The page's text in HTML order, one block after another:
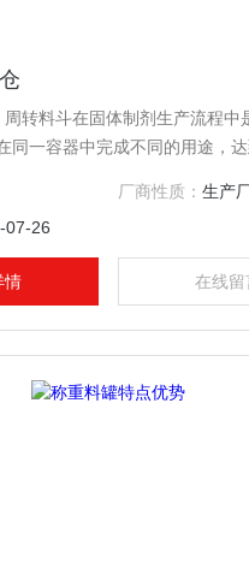
转料斗在固体制剂生产流程中
同一容器中完成不同的用途，达
要求
厂商性质： 生产
07-26
情 在线留